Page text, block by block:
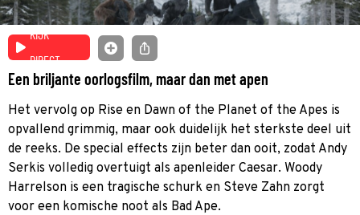
KIJK
DIRECT
Een briljante oorlogsfilm, maar dan met apen
Het vervolg op Rise en Dawn of the Planet of the Apes is
opvallend grimmig, maar ook duidelijk het sterkste deel uit
de reeks. De special effects zijn beter dan ooit, zodat Andy
Serkis volledig overtuigt als apenleider Caesar. Woody
Harrelson is een tragische schurk en Steve Zahn zorgt
voor een komische noot als Bad Ape.